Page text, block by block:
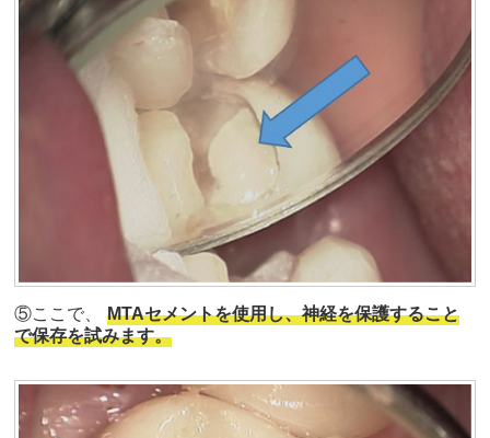
⑤ここで、
MTAセメントを使用し、神経を保護すること
で保存を試みます。